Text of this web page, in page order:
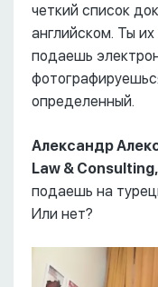
четкий список
английском. Ты
подаешь
определенный.
Александр
Law &
подаешь на
Или нет?